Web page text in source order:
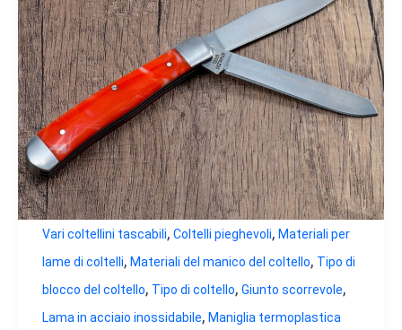
Vari coltellini tascabili, Coltelli pieghevoli, Materiali per
lame di coltelli, Materiali del manico del coltello, Tipo di
blocco del coltello, Tipo di coltello, Giunto scorrevole,
Lama in acciaio inossidabile, Maniglia termoplastica